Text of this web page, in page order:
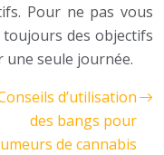
Pour ne pas vous
toujours des objectifs
une seule journée.
d’utilisation
des bangs pour
de cannabis